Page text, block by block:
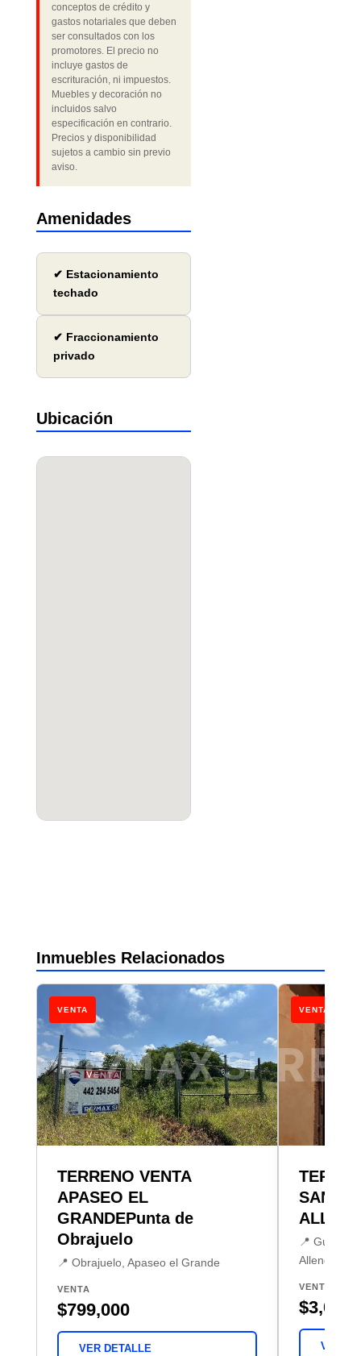
conceptos de crédito y
gastos notariales que deben
ser consultados con los
promotores. El precio no
incluye gastos de
escrituración, ni impuestos.
Muebles y decoración no
incluidos salvo
especificación en contrario.
Precios y disponibilidad
sujetos a cambio sin previo
aviso.
Amenidades
✔ Estacionamiento
techado
✔ Fraccionamiento
privado
Ubicación
Inmuebles Relacionados
VENTA
TERRENO VENTA
APASEO EL
GRANDEPunta de
Obrajuelo
📍 Obrajuelo, Apaseo el Grande
VENTA
$799,000
VER DETALLE
VENTA
SAN
📍
Allende
VENTA
VER